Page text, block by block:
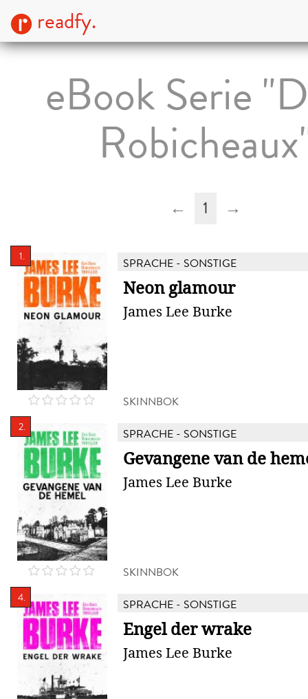
readfy.
eBook Serie
← 1 →
1. SPRACHE - SONSTIGE
Neon glamour
James Lee Burke
SKINNBOK
2. SPRACHE - SONSTIGE
Gevangene van de
James Lee Burke
SKINNBOK
4. SPRACHE - SONSTIGE
Engel der wrake
James Lee Burke